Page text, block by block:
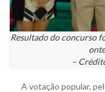
Resultado do concurso
–
A votação popular,